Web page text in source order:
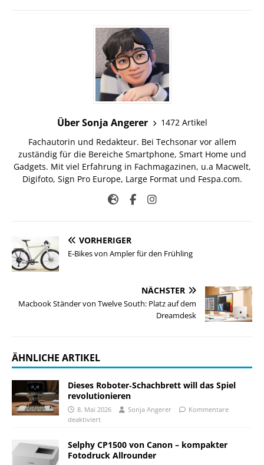
Über Sonja Angerer
1472 Artikel
Fachautorin und Redakteur. Bei Techsonar vor allem
zuständig für die Bereiche Smartphone, Smart Home und
Gadgets. Mit viel Erfahrung in Fachmagazinen, u.a Macwelt,
Digifoto, Sign Pro Europe, Large Format und Fespa.com.
VORHERIGER
E-Bikes von Ampler für den Frühling
NÄCHSTER
Macbook Ständer von Twelve South: Platz auf dem
Dreamdesk
ÄHNLICHE ARTIKEL
Dieses Roboter‑Schachbrett will das Spiel
revolutionieren
8. Mai 2026 Sonja Angerer
Kommentare
deaktiviert
Selphy CP1500 von Canon – kompakter
Fotodruck Allrounder